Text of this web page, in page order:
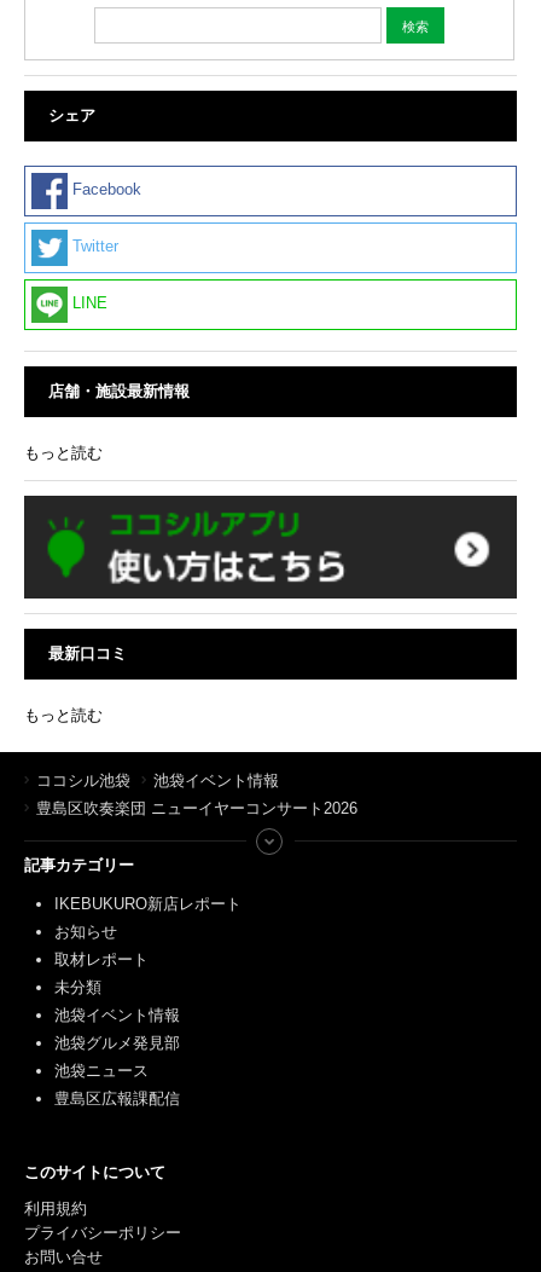
シェア
Facebook
Twitter
LINE
店舗・施設最新情報
もっと読む
最新口コミ
もっと読む
ココシル池袋
池袋イベント情報
豊島区吹奏楽団 ニューイヤーコンサート2026
記事カテゴリー
IKEBUKURO新店レポート
お知らせ
取材レポート
未分類
池袋イベント情報
池袋グルメ発見部
池袋ニュース
豊島区広報課配信
このサイトについて
利用規約
プライバシーポリシー
お問い合せ